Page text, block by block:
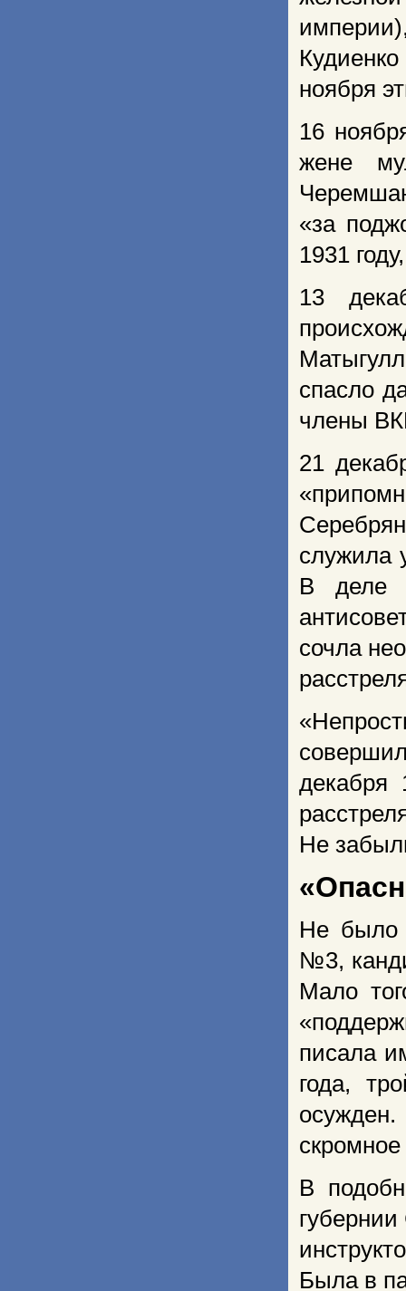
ноября
16
жене
«за
1931
13
спасло
члены
21
служила
В деле
сочла
декабря
Не
Не было
№3,
Мало
писала
года,
В
Была в